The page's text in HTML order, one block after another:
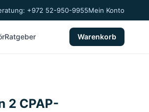
+972 52-950-9955Mein Konto
Ratgeber Warenkorb
2 CPAP-